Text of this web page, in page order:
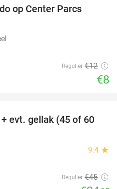
op Center Parcs
Regulier €12
€8
45%
evt. gellak (45 of 60
9.4 star
Regulier €45